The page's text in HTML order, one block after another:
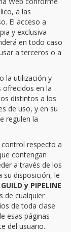
a las
El acceso a
y exclusiva
en todo caso
a terceros o a
la utilización y
ofrecidos en la
distintos a los
de uso, y en su
regulen la
respecto a
contengan
a través de los
su disposición, le
y PIPELINE
de cualquier
de toda clase
esas páginas
del usuario.